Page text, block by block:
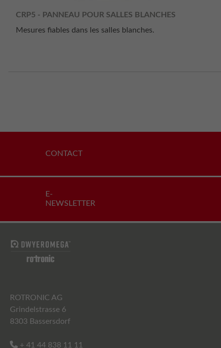
CRP5 - PANNEAU POUR SALLES BLANCHES
Mesures fiables dans les salles blanches.
CONTACT
E-
NEWSLETTER
ROTRONIC AG
Grindelstrasse 6
8303 Bassersdorf
+ 41 44 838 11 11